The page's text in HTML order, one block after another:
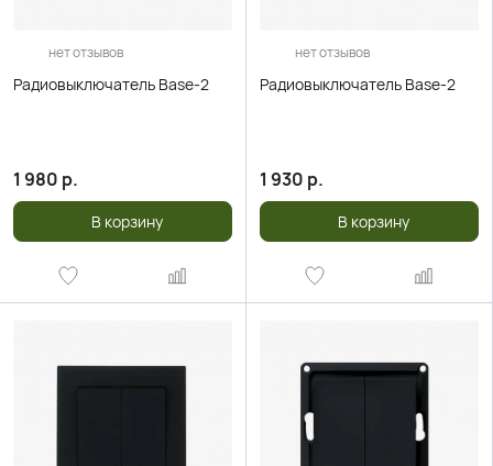
нет отзывов
Радиовыключатель Base-2
1 980 р.
В корзину
нет отзывов
Радиовыключатель Base-2
1 930 р.
В корзину